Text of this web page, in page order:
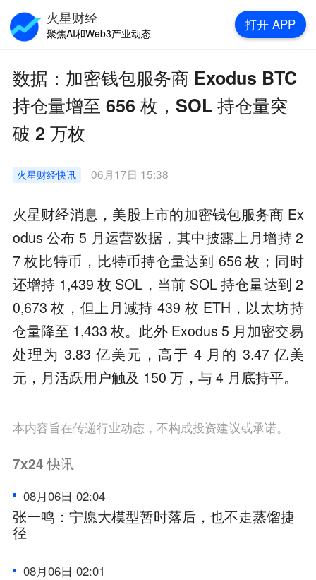
数据：加密钱包服务商 Exodus BTC
持仓量增至 656 枚，SOL 持仓量突
破 2 万枚
火星财经快讯 06月17日 15:38
火星财经消息，美股上市的加密钱包服务商 Ex
odus 公布 5 月运营数据，其中披露上月增持 2
7 枚比特币，比特币持仓量达到 656 枚；同时
还增持 1,439 枚 SOL，当前 SOL 持仓量达到 2
0,673 枚，但上月减持 439 枚 ETH，以太坊持
仓量降至 1,433 枚。此外 Exodus 5 月加密交易
处理为 3.83 亿美元，高于 4 月的 3.47 亿美
元，月活跃用户触及 150 万，与 4 月底持平。
本内容旨在传递行业动态，不构成投资建议或承诺。
7x24快讯
08月06日 02:04
张一鸣：宁愿大模型暂时落后，也不走蒸馏捷
径
08月06日 02:01
火星财经
聚焦AI和Web3产业动态
打开 APP